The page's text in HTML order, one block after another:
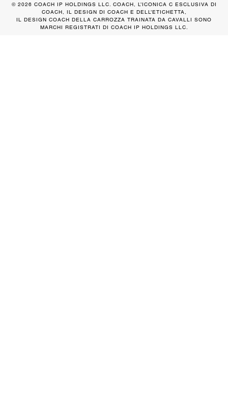
© 2026 COACH IP HOLDINGS LLC. COACH, L’ICONICA C ESCLUSIVA DI
COACH, IL DESIGN DI COACH E DELL’ETICHETTA,
IL DESIGN COACH DELLA CARROZZA TRAINATA DA CAVALLI SONO
MARCHI REGISTRATI DI COACH IP HOLDINGS LLC.